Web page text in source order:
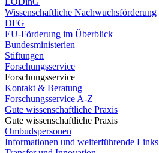
Wissenschaftliche Nachwuchsförderung
DFG
EU-Förderung im Überblick
Bundesministerien
Stiftungen
Forschungsservice
Forschungsservice
Kontakt & Beratung
Forschungsservice A-Z
Gute wissenschaftliche Praxis
Gute wissenschaftliche Praxis
Ombudspersonen
Informationen und weiterführende Links